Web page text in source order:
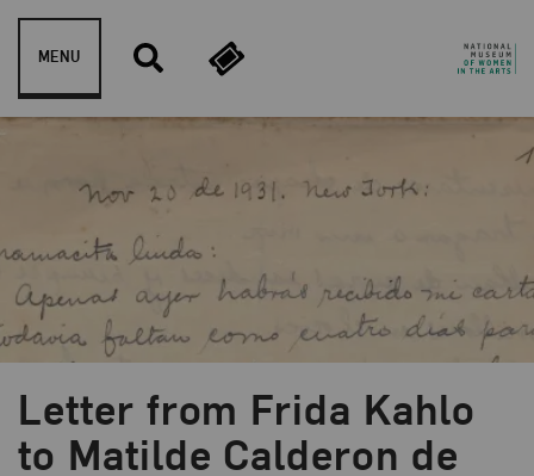
Skip to content
MENU
Letter from Frida Kahlo
to Matilde Calderon de